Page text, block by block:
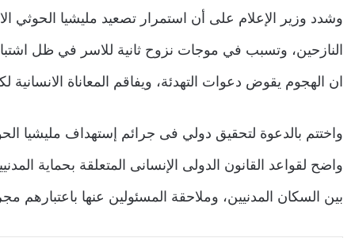
وشدد وزير الإعلام على أن استمرار تصعيد مليشيا الحوثي
النازحين، وتسبب في موجات نزوح ثانية للاسر في ظل
ان الهجوم يقوض دعوات التهدئة، ويفاقم المعاناة الانسانية
واختتم بالدعوة لتحقيق دولي فى جرائم إستهداف مليشيا
واضح لقواعد القانون الدولى الإنسانى المتعلقة بحماية
بين السكان المدنيين، وملاحقة المسئولين عنها